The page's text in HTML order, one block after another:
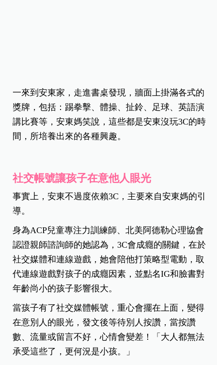
一來到安東家，走進書桌發現，牆面上掛滿各式的
獎牌，包括：踢拳擊、體操、扯鈴、足球、英語演
講比賽等，安東媽笑說，這些都是安東沒玩3C的時
間，所培養出來的各種興趣。
社交帳號讓孩子在意他人眼光
事實上，安東不過度依賴3C，主要來自安東媽的引
導。
身為ACP兒童專注力訓練師、北美阿德勒心理協會
認證親師諮詢師的她認為，3C會成癮的關鍵，在於
社交媒體和連線遊戲，她會陪他打策略型電動，取
代連線遊戲對孩子的成癮因素，並點名IG和臉書對
年齡尚小的孩子影響很大。
當孩子有了社交媒體帳號，重心會擺在上面，變得
在意別人的眼光，發文後等待別人按讚，當按讚
數、流量或留言不好，心情會變差！「大人都無法
承受這些了，更何況是小孩。」